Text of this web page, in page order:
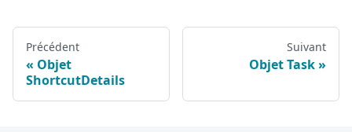
Précédent
Objet
ShortcutDetails
Suivant
Objet Task